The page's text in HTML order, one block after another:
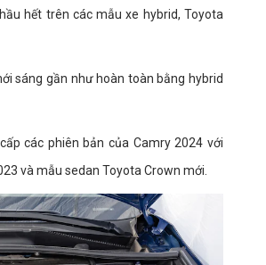
hết trên các mẫu xe hybrid, Toyota
sáng gần như hoàn toàn bằng hybrid
các phiên bản của Camry 2024 với
và mẫu sedan Toyota Crown mới.